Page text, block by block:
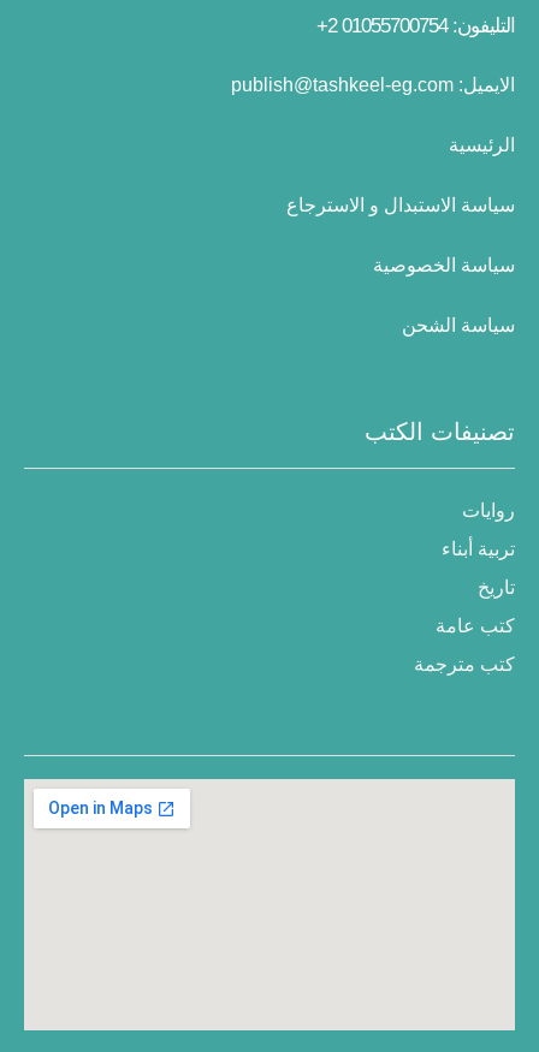
التليفون: 01055700754 2+
الايميل: publish@tashkeel-eg.com
الرئيسية
سياسة الاستبدال و الاسترجاع
سياسة الخصوصية
سياسة الشحن
تصنيفات الكتب
روايات
تربية أبناء
تاريخ
كتب عامة
كتب مترجمة